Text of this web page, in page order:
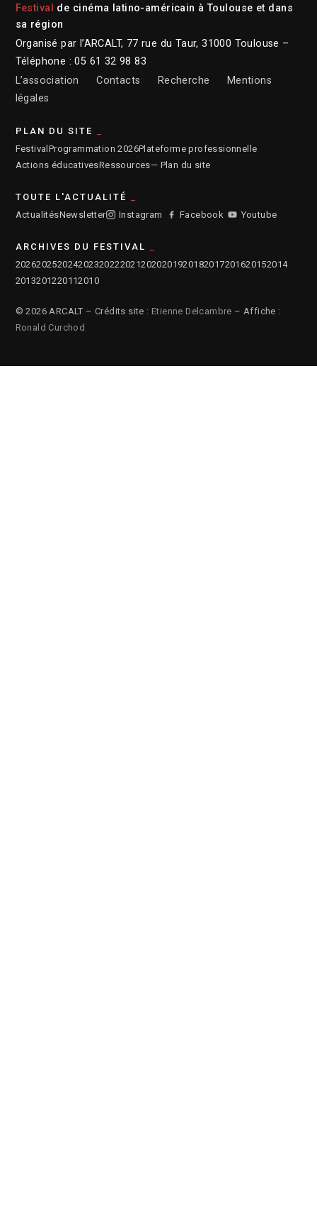
Festival
de cinéma latino-américain à Toulouse et dans
sa région
Organisé par l’ARCALT, 77 rue du Taur, 31000 Toulouse –
Téléphone : 05 61 32 98 83
L’association
Contacts Recherche
Mentions
légales
PLAN DU SITE
Festival Programmation 2026Plateforme professionnelle
Actions éducativesRessources— Plan du site
TOUTE L'ACTUALITÉ
ActualitésNewsletter Instagram Facebook Youtube
ARCHIVES DU FESTIVAL
2026202520242023202220212020201920182017201620152014
2013201220112010
© 2026 ARCALT – Crédits site : Etienne Delcambre – Affiche :
Ronald Curchod